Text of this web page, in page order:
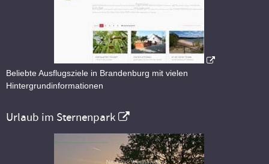
Beliebte Ausflugsziele in Brandenburg mit vielen
Hintergrundinformationen
Urlaub im Sternenpark